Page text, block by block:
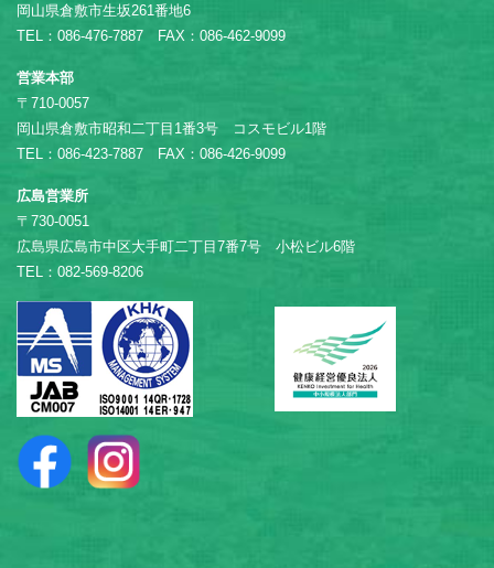
岡山県倉敷市生坂261番地6
TEL：086-476-7887 FAX：086-462-9099
営業本部
〒710-0057
岡山県倉敷市昭和二丁目1番3号 コスモビル1階
TEL：086-423-7887 FAX：086-426-9099
広島営業所
〒730-0051
広島県広島市中区大手町二丁目7番7号 小松ビル6階
TEL：082-569-8206